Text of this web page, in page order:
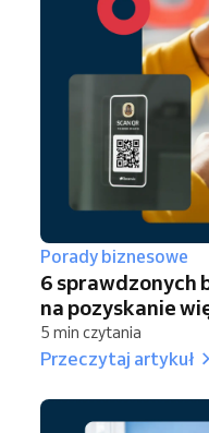
Porady biznesowe
6 sprawdzonych
na pozyskanie
5 min czytania
Przeczytaj artykuł